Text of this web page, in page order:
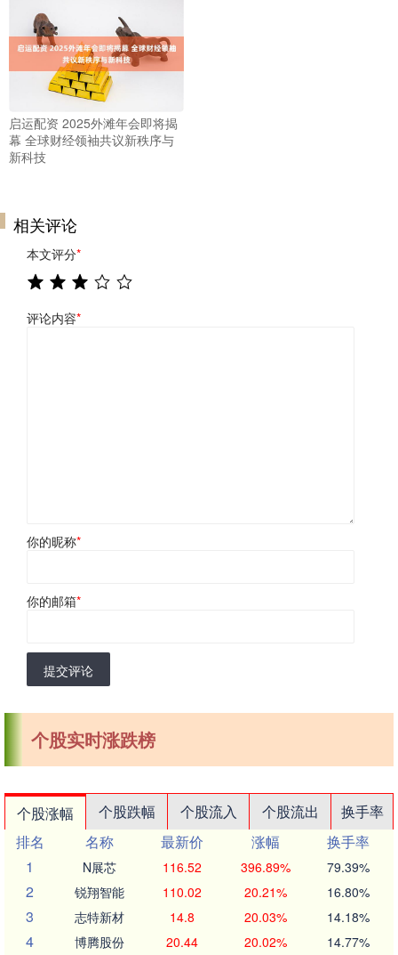
启运配资 2025外滩年会即将揭
幕 全球财经领袖共议新秩序与
新科技
相关评论
本文评分*
评论内容*
你的昵称*
你的邮箱*
提交评论
个股实时涨跌榜
个股涨幅 个股跌幅 个股流入 个股流出
换手率
排名
名称 最新价 涨幅
换手率
1
N展芯 116.52 396.89% 79.39%
2 锐翔智能 110.02 20.21% 16.80%
3 志特新材 14.8 20.03% 14.18%
4 博腾股份 20.44 20.02% 14.77%